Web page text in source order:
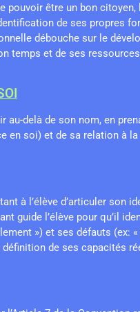
pouvoir être un bon citoyen,
de ses propres
débouche sur le
temps et de ses
au-delà de son nom, en
en soi) et de sa relation à
à l’élève d’articuler son
guide l’élève pour qu’il
») et ses défauts (ex:
de ses capacités